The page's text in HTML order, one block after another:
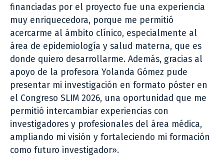
financiadas por el proyecto fue una experiencia
muy enriquecedora, porque me permitió
acercarme al ámbito clínico, especialmente al
área de epidemiología y salud materna, que es
donde quiero desarrollarme. Además, gracias al
apoyo de la profesora Yolanda Gómez pude
presentar mi investigación en formato póster en
el Congreso SLIM 2026, una oportunidad que me
permitió intercambiar experiencias con
investigadores y profesionales del área médica,
ampliando mi visión y fortaleciendo mi formación
como futuro investigador».